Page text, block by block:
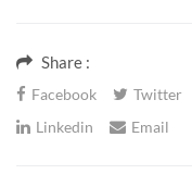
Share :
Facebook Twitter
Linkedin
Email